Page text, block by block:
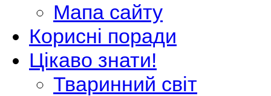
Мапа сайту
Корисні поради
Цікаво знати!
Тваринний світ